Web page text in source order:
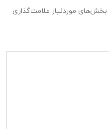
بخش‌های موردنیاز علامت‌گذاری